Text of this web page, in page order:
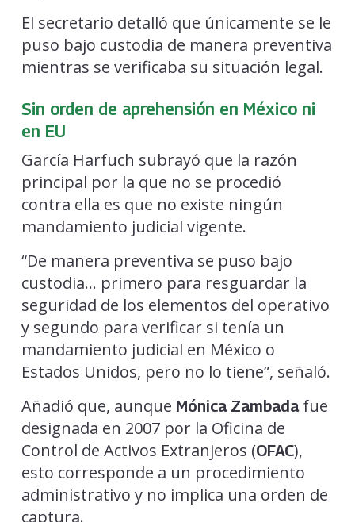
El secretario detalló que únicamente se le
puso bajo custodia de manera preventiva
mientras se verificaba su situación legal.
Sin orden de aprehensión en México ni
en EU
García Harfuch subrayó que la razón
principal por la que no se procedió
contra ella es que no existe ningún
mandamiento judicial vigente.
“De manera preventiva se puso bajo
custodia… primero para resguardar la
seguridad de los elementos del operativo
y segundo para verificar si tenía un
mandamiento judicial en México o
Estados Unidos, pero no lo tiene”, señaló.
Añadió que, aunque Mónica Zambadafue
designada en 2007 por la Oficina de
Control de Activos Extranjeros (OFAC),
esto corresponde a un procedimiento
administrativo y no implica una orden de
captura.